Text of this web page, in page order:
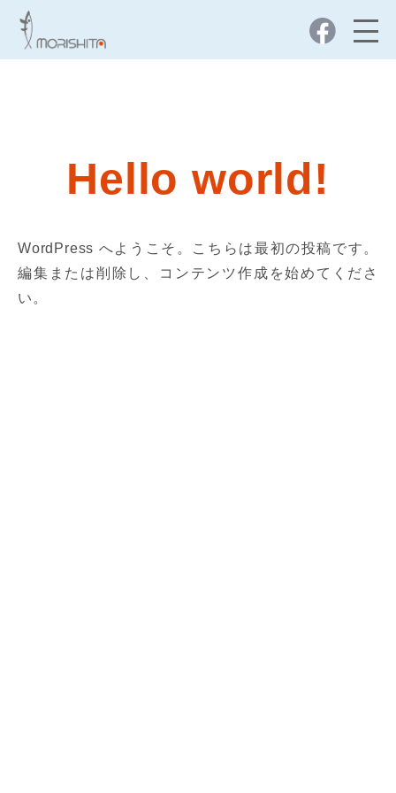
Hello world!
WordPress へようこそ。こちらは最初の投稿です。
編集または削除し、コンテンツ作成を始めてくださ
い。